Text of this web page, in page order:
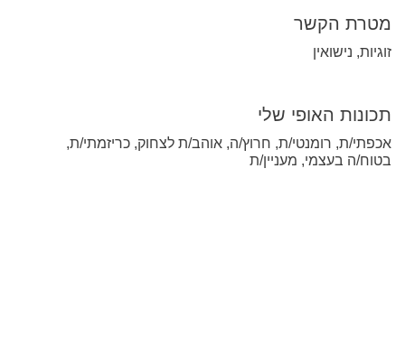
מטרת הקשר
זוגיות, נישואין
תכונות האופי שלי
אכפתי/ת, רומנטי/ת, חרוץ/ה, אוהב/ת לצחוק, כריזמתי/ת,
בטוח/ה בעצמי, מעניין/ת